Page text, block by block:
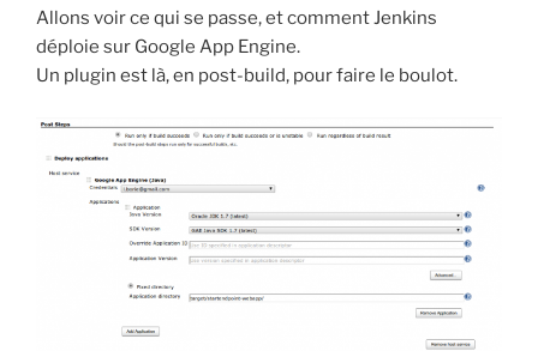
Allons voir ce qui se passe, et comment Jenkins
déploie sur Google App Engine.
Un plugin est là, en post-build, pour faire le boulot.